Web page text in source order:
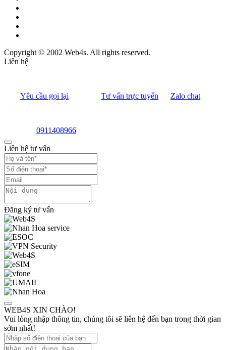
Copyright © 2002 Web4s. All rights reserved.
Liên hệ
Yêu cầu gọi lại Tư vấn trực tuyến Zalo chat
0911408966
Liên hệ tư vấn
Đăng ký tư vấn
WEB4S XIN CHÀO!
Vui lòng nhập thông tin, chúng tôi sẽ liên hệ đến bạn trong thời gian
sớm nhất!